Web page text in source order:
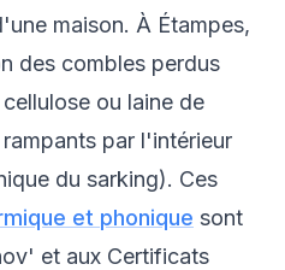
maison. À Étampes,
des combles perdus
ou laine de
par l'intérieur
du sarking). Ces
et phonique sont
et aux Certificats